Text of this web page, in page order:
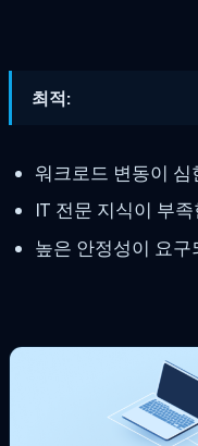
최적:
워크로드 변동이
IT 전문 지식이 부
높은 안정성이 요구